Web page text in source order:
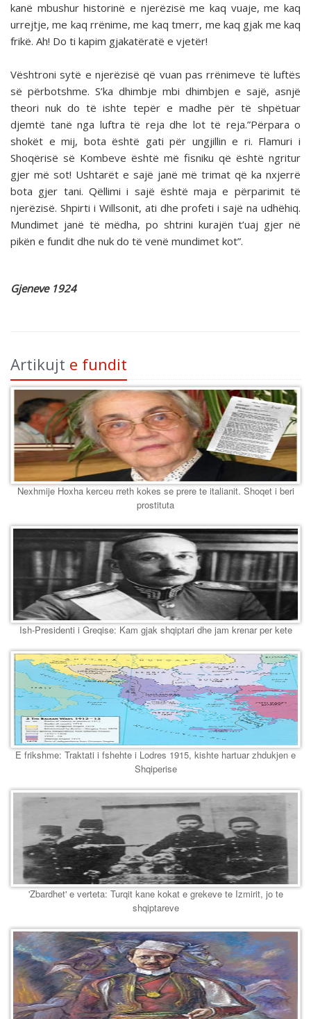
kanë mbushur historinë e njerëzisë me kaq vuaje, me kaq
urrejtje, me kaq rrënime, me kaq tmerr, me kaq gjak me kaq
frikë. Ah! Do ti kapim gjakatëratë e vjetër!
Vështroni sytë e njerëzisë që vuan pas rrënimeve të luftës
së përbotshme. S’ka dhimbje mbi dhimbjen e sajë, asnjë
theori nuk do të ishte tepër e madhe për të shpëtuar
djemtë tanë nga luftra të reja dhe lot të reja.”Përpara o
shokët e mij, bota është gati për ungjillin e ri. Flamuri i
Shoqërisë së Kombeve është më fisniku që është ngritur
gjer më sot! Ushtarët e sajë janë më trimat që ka nxjerrë
bota gjer tani. Qëllimi i sajë është maja e përparimit të
njerëzisë. Shpirti i Willsonit, ati dhe profeti i sajë na udhëhiq.
Mundimet janë të mëdha, po shtrini kurajën t’uaj gjer në
pikën e fundit dhe nuk do të venë mundimet kot”.
Gjeneve 1924
Artikujt e fundit
Nexhmije Hoxha kerceu rreth kokes se prere te italianit. Shoqet i beri
prostituta
Ish-Presidenti i Greqise: Kam gjak shqiptari dhe jam krenar per kete
E frikshme: Traktati i fshehte i Lodres 1915, kishte hartuar zhdukjen e
Shqiperise
'Zbardhet' e verteta: Turqit kane kokat e grekeve te Izmirit, jo te
shqiptareve